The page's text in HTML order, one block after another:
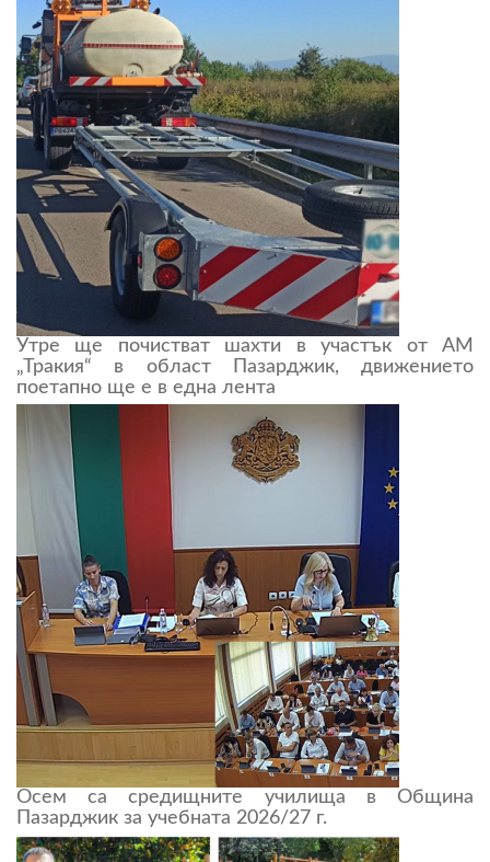
Утре ще почистват шахти в участък от АМ
„Тракия“ в област Пазарджик, движението
поетапно ще е в една лента
Осем са средищните училища в Община
Пазарджик за учебната 2026/27 г.